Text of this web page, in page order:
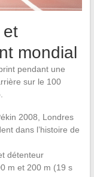
et
mondial
pendant une
sur le 100
2008, Londres
dans l’histoire de
détenteur
m et 200 m (19 s